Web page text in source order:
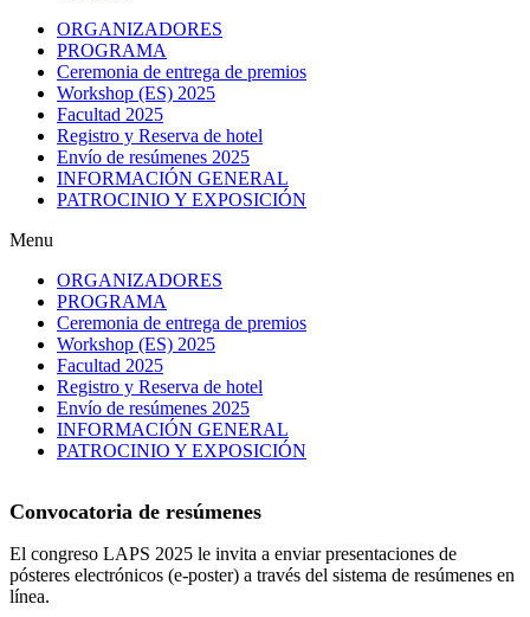
ORGANIZADORES
PROGRAMA
Ceremonia de entrega de premios
Workshop (ES) 2025
Facultad 2025
Registro y Reserva de hotel
Envío de resúmenes 2025
INFORMACIÓN GENERAL
PATROCINIO Y EXPOSICIÓN
Menu
ORGANIZADORES
PROGRAMA
Ceremonia de entrega de premios
Workshop (ES) 2025
Facultad 2025
Registro y Reserva de hotel
Envío de resúmenes 2025
INFORMACIÓN GENERAL
PATROCINIO Y EXPOSICIÓN
Convocatoria de resúmenes
El congreso LAPS 2025 le invita a enviar presentaciones de
pósteres electrónicos (e-poster) a través del sistema de resúmenes en
línea.